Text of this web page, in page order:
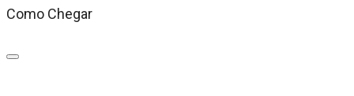
Como Chegar